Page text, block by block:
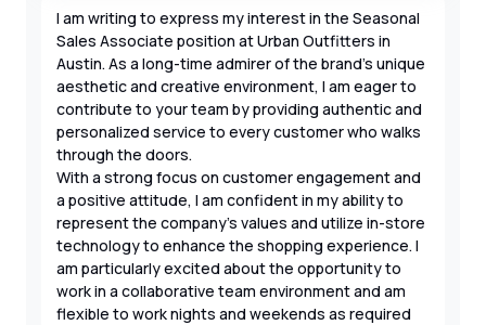
I am writing to express my interest in the Seasonal
Sales Associate position at Urban Outfitters in
Austin. As a long-time admirer of the brand's unique
aesthetic and creative environment, I am eager to
contribute to your team by providing authentic and
personalized service to every customer who walks
through the doors.
With a strong focus on customer engagement and
a positive attitude, I am confident in my ability to
represent the company's values and utilize in-store
technology to enhance the shopping experience. I
am particularly excited about the opportunity to
work in a collaborative team environment and am
flexible to work nights and weekends as required